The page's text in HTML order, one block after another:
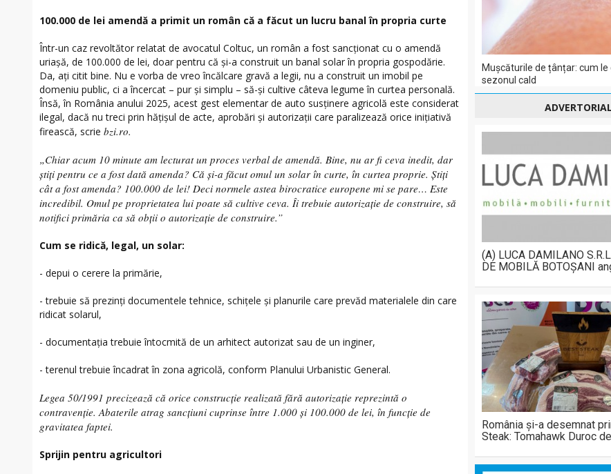
100.000 de lei amendă a primit un român că a făcut un lucru banal în propria curte
Într-un caz revoltător relatat de avocatul Coltuc, un român a fost sancționat cu o amendă
uriașă, de 100.000 de lei, doar pentru că și-a construit un banal solar în propria gospodărie.
Da, ați citit bine. Nu e vorba de vreo încălcare gravă a legii, nu a construit un imobil pe
domeniu public, ci a încercat – pur și simplu – să-și cultive câteva legume în curtea personală.
Însă, în România anului 2025, acest gest elementar de auto susținere agricolă este considerat
ilegal, dacă nu treci prin hățișul de acte, aprobări și autorizații care paralizează orice inițiativă
firească, scrie bzi.ro.
„Chiar acum 10 minute am lecturat un proces verbal de amendă. Bine, nu ar fi ceva inedit, dar
știți pentru ce a fost dată amenda? Că și-a făcut omul un solar în curte, în curtea proprie. Știți
cât a fost amenda? 100.000 de lei! Deci normele astea birocratice europene mi se pare… Este
incredibil. Omul pe proprietatea lui poate să cultive ceva. Îi trebuie autorizație de construire, să
notifici primăria ca să obții o autorizație de construire.”
Cum se ridică, legal, un solar:
- depui o cerere la primărie,
- trebuie să prezinţi documentele tehnice, schițele și planurile care prevăd materialele din care
ridicat solarul,
- documentația trebuie întocmită de un arhitect autorizat sau de un inginer,
- terenul trebuie încadrat în zona agricolă, conform Planului Urbanistic General.
Legea 50/1991 precizează că orice construcție realizată fără autorizație reprezintă o
contravenție. Abaterile atrag sancţiuni cuprinse între 1.000 și 100.000 de lei, în funcție de
gravitatea faptei.
Sprijin pentru agricultori
Mușcăturile de țânțar: cum
sezonul cald
ADVERTORIAL
(A) LUCA DAMILANO
DE MOBILĂ BOTOȘANI
România și-a desemnat
Steak: Tomahawk Duroc